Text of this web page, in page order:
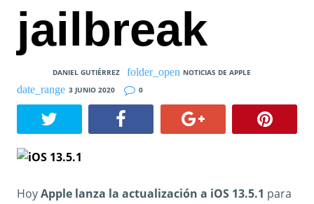
jailbreak
DANIEL GUTIÉRREZ
NOTICIAS DE APPLE
3 JUNIO 2020
0
HoyApple lanza la actualización a iOS 13.5.1 para